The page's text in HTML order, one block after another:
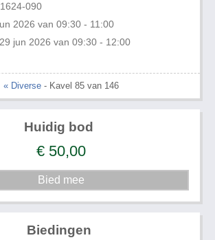
1624-090
2026 van 09:30 - 11:00
29 jun 2026 van 09:30 - 12:00
« Diverse - Kavel 85 van 146
Huidig bod
€ 50,00
Biedingen